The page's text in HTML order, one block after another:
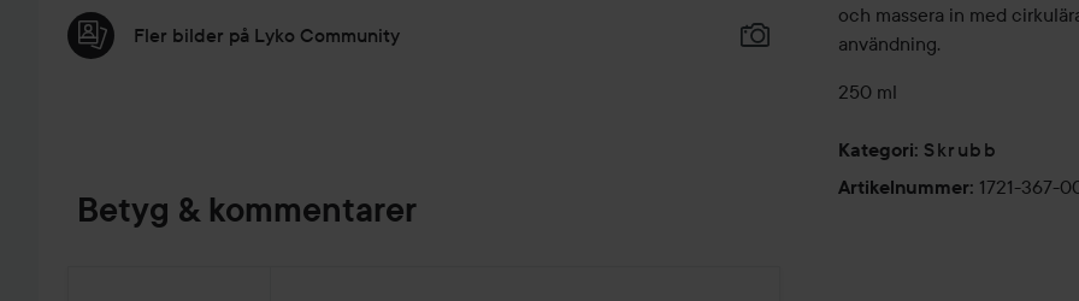
Fler bilder på Lyko Community
Betyg & kommentarer
och massera in med
användning.
250 ml
Kategori: Skrubb
Artikelnummer: 1721-367-